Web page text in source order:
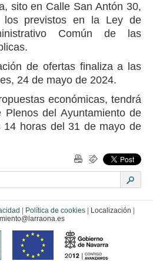
sito en Calle San Antón 30,
previstos en la Ley de
Común de las
de ofertas finaliza a las
24 de mayo de 2024.
económicas, tendrá
Plenos del Ayuntamiento de
14 horas del 31 de mayo de
Política de cookies Localización